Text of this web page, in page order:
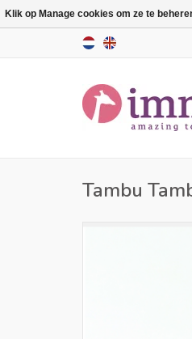
Tambu
Klik op Manage cookies om ze te